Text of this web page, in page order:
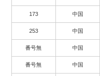
173 中国
253 中国
番号無 中国
番号無 中国